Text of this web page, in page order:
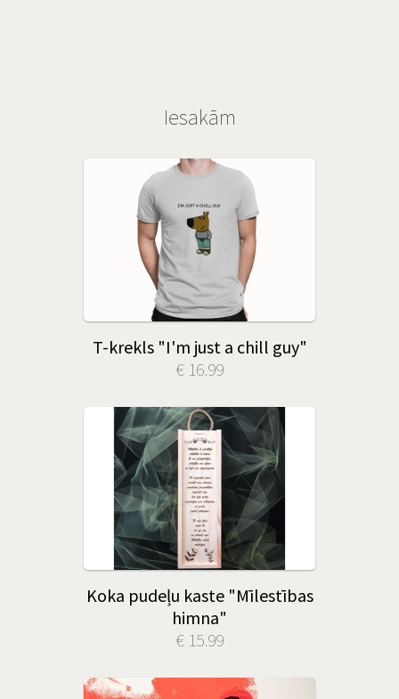
Iesakām
T-krekls "I'm just a chill guy"
€ 16.99
Koka pudeļu kaste "Mīlestības
himna"
€ 15.99